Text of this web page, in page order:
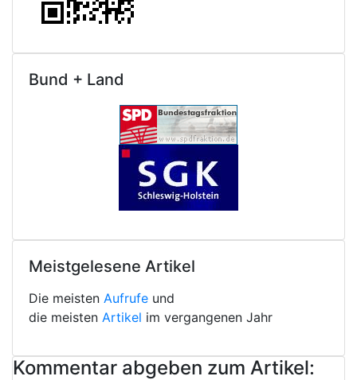
Bund + Land
Meistgelesene Artikel
Die meisten Aufrufe und
die meisten Artikel im vergangenen Jahr
Kommentar abgeben zum Artikel: